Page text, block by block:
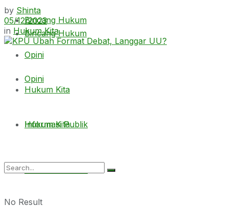
Bincang Hukum
Opini
Hukum Kita
Informasi Publik
Bincang Hukum
Opini
Hukum Kita
Informasi Publik
No Result
by Shinta
05/12/2023
in Hukum Kita